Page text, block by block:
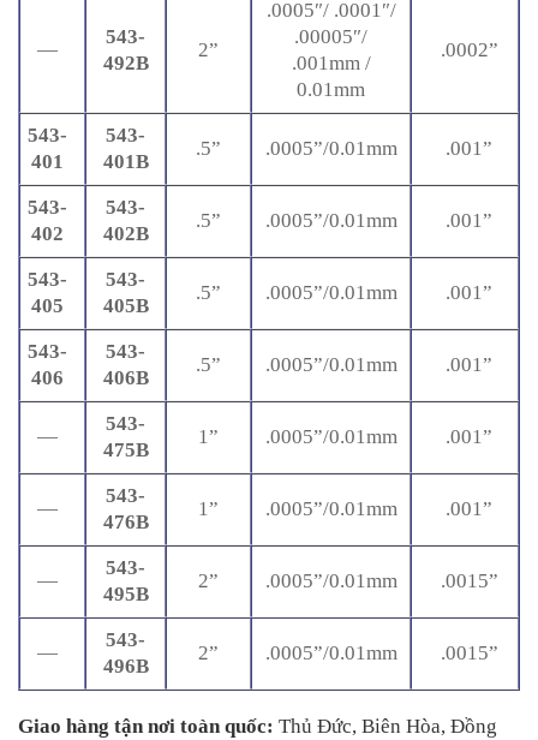
—
543-
492B
2”
.0005″/ .0001″/
.00005″/
.001mm /
0.01mm
.0002”
543-
401
543-
401B
.5” .0005”/0.01mm .001”
543-
402
543-
402B
.5” .0005”/0.01mm .001”
543-
405
543-
405B
.5” .0005”/0.01mm .001”
543-
406
543-
406B
.5” .0005”/0.01mm .001”
—
543-
475B
1” .0005”/0.01mm .001”
—
543-
476B
1” .0005”/0.01mm .001”
—
543-
495B
2” .0005”/0.01mm .0015”
—
543-
496B
2” .0005”/0.01mm .0015”
Giao hàng tận nơi toàn quốc: Thủ Đức, Biên Hòa, Đồng